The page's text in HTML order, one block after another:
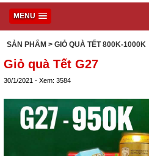
MENU
SẢN PHẨM > GIỎ QUÀ TẾT 800K-1000K
Giỏ quà Tết G27
30/1/2021 - Xem: 3584